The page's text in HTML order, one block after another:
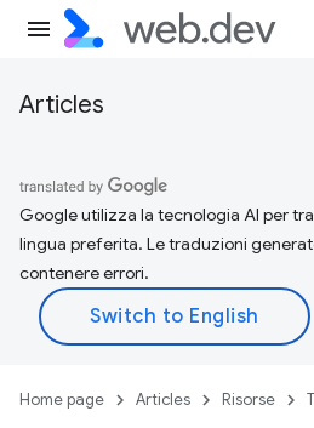
Articles
Google utilizza la tecnologia AI per
lingua preferita. Le traduzioni
contenere errori.
Home page Articles Risorse